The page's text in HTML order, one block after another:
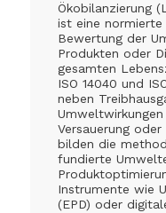
Ökobilanzierung
ist eine
Bewertung der
Produkten oder
gesamten
ISO 14040 und
neben
Versauerung
bilden die
fundierte
Instrumente wie
(EPD) oder